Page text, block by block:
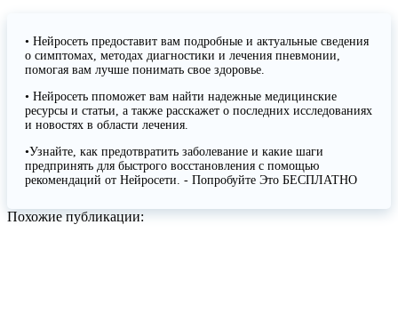
• Нейросеть предоставит вам подробные и актуальные сведения
о симптомах, методах диагностики и лечения пневмонии,
помогая вам лучше понимать свое здоровье.
• Нейросеть ппоможет вам найти надежные медицинские
ресурсы и статьи, а также расскажет о последних исследованиях
и новостях в области лечения.
•Узнайте, как предотвратить заболевание и какие шаги
предпринять для быстрого восстановления с помощью
рекомендаций от Нейросети. - Попробуйте Это БЕСПЛАТНО
Похожие публикации: